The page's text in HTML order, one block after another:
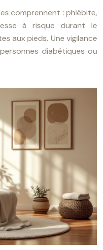
comprennent : phlébite,
à risque durant le
aux pieds. Une vigilance
diabétiques ou